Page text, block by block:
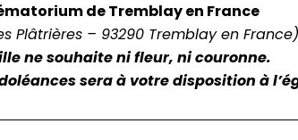
de Tremblay en France
Plâtrières – 93290 Tremblay en France)
ne souhaite ni fleur, ni couronne.
sera à votre disposition à